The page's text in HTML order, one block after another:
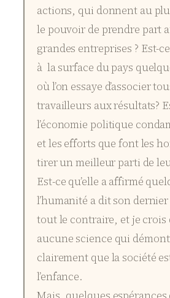
actions, qui donnent au
le pouvoir de prendre part
grandes entreprises ? Est-ce
à la surface du pays
où l’on essaye d’associer
travailleurs aux résultats?
l’économie politique
et les efforts que font les
tirer un meilleur parti de
Est-ce qu’elle a affirmé
l’humanité a dit son dernier
tout le contraire, et je crois
aucune science qui
clairement que la société
l’enfance.